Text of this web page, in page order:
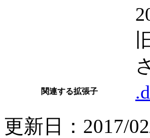
関連する拡張子
更新日：2017/